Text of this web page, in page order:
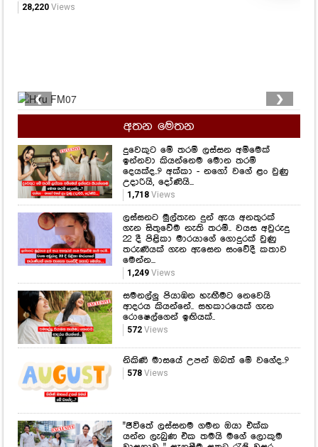
28,220 Views
❮ ❯
අතන මෙතන
දුවෙකුට මේ තරම් ලස්සන අම්මෙක්
ඉන්නවා කියන්නෙම මොන තරම්
දෙයක්ද..? අක්කා - නගෝ වගේ ළං වුණු
උදාරියි, දෝණියි...
1,718Views
ලස්සනට මුල්තැන දුන් ඇය අනතුරක්
ගැන සිතුවේම නැති තරම්.. වයස අවුරුදු
22 දී පිළිකා මාරයාගේ ගොදුරක් වුණු
තරුණියක් ගැන ඇසෙන සංවේදී කතාව
මෙන්න...
1,249Views
සමනල්ලු පියාඹන හැඟීමට නෙවෙයි
ආදරය කියන්නේ.. සහකාරයෙක් ගැන
රොෂෙල්ගෙන් ඉඟියක්..
572Views
නිකිණි මාසයේ උපන් ඔබත් මේ වගේද..?
578Views
"ජීවිතේ ලස්සනම ගමන ඔයා එක්ක
යන්න ලැබුණ එක තමයි මගේ ලොකුම